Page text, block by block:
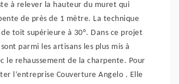
à relever la hauteur du muret qui
de près de 1 mètre. La technique
toit supérieure à 30°. Dans ce projet
parmi les artisans les plus mis à
le rehaussement de la charpente. Pour
l’entreprise Couverture Angelo . Elle